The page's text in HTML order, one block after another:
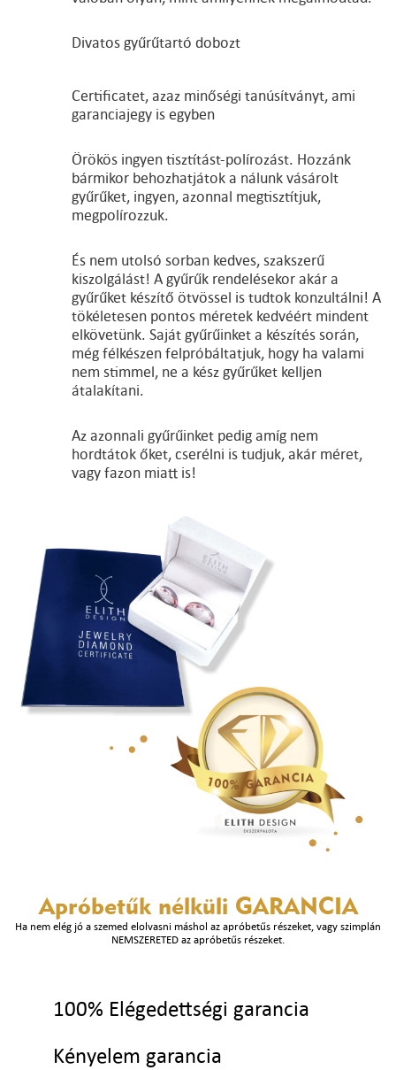
Divatos gyűrűtartó dobozt
Certificatet, azaz minőségi tanúsítványt, ami
garanciajegy is egyben
Örökös ingyen tisztítást-polírozást. Hozzánk
bármikor behozhatjátok a nálunk vásárolt
gyűrűket, ingyen, azonnal megtisztítjuk,
megpolírozzuk.
És nem utolsó sorban kedves, szakszerű
kiszolgálást! A gyűrűk rendelésekor akár a
gyűrűket készítő ötvössel is tudtok konzultálni! A
tökéletesen pontos méretek kedvéért mindent
elkövetünk. Saját gyűrűinket a készítés során,
még félkészen felpróbáltatjuk, hogy ha valami
nem stimmel, ne a kész gyűrűket kelljen
átalakítani.
Az azonnali gyűrűinket pedig amíg nem
hordtátok őket, cserélni is tudjuk, akár méret,
vagy fazon miatt is!
Apróbetűk nélküli GARANCIA
Ha nem elég jó a szemed elolvasni máshol az apróbetűs részeket, vagy szimplán
NEMSZERETED az apróbetűs részeket.
100% Elégedettségi garancia
Kényelem garancia